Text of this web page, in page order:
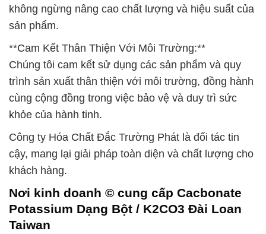
không ngừng nâng cao chất lượng và hiệu suất của
sản phẩm.
**Cam Kết Thân Thiện Với Môi Trường:**
Chúng tôi cam kết sử dụng các sản phẩm và quy
trình sản xuất thân thiện với môi trường, đồng hành
cùng cộng đồng trong việc bảo vệ và duy trì sức
khỏe của hành tinh.
Công ty Hóa Chất Đắc Trường Phát là đối tác tin
cậy, mang lại giải pháp toàn diện và chất lượng cho
khách hàng.
Nơi kinh doanh © cung cấp Cacbonate
Potassium Dạng Bột / K2CO3 Đài Loan
Taiwan